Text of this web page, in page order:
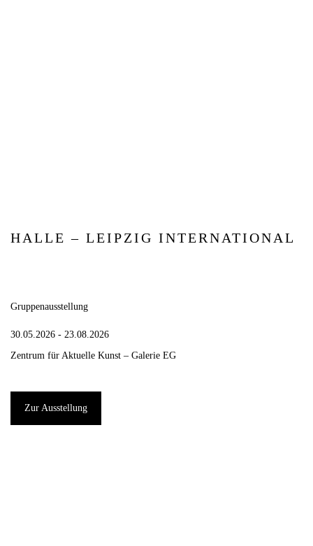
HALLE – LEIPZIG INTERNATIONAL
Gruppenausstellung
30.05.2026 - 23.08.2026
Zentrum für Aktuelle Kunst – Galerie EG
Zur Ausstellung